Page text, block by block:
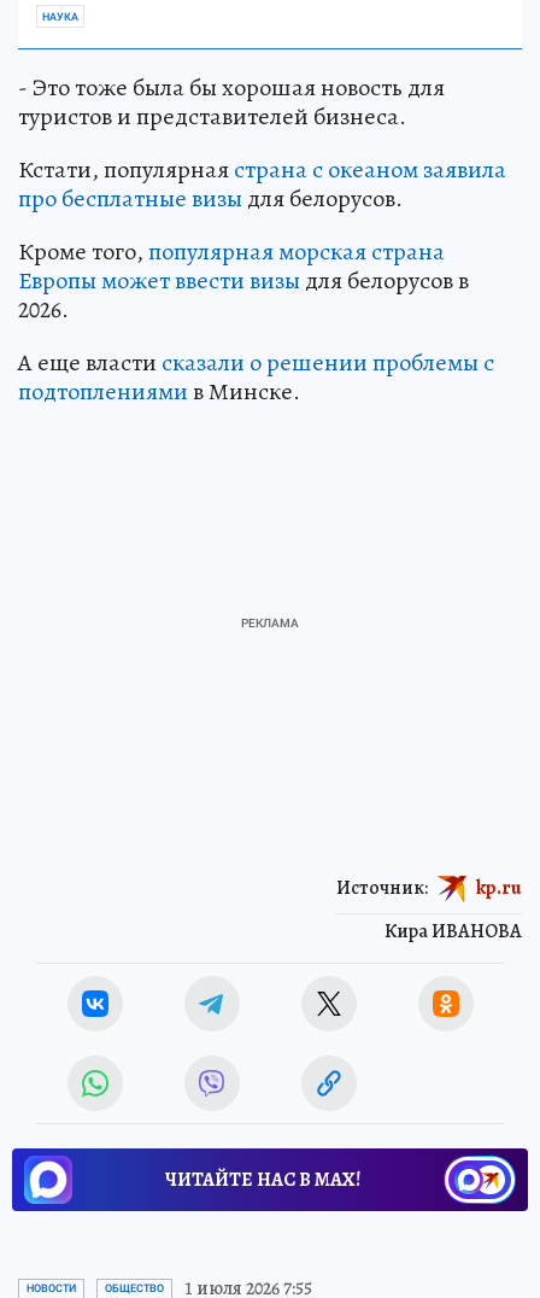
НАУКА
- Это тоже была бы хорошая новость для
туристов и представителей бизнеса.
Кстати, популярнаястрана с океаном заявила
про бесплатные визы для белорусов.
Кроме того,популярная морская страна
Европы может ввести визы для белорусов в
2026.
А еще власти сказали о решении проблемы с
подтоплениямив Минске.
Кира ИВАНОВА
Источник: kp.ru
ЧИТАЙТЕ НАС В МАХ!
НОВОСТИ ОБЩЕСТВО 1 июля 2026 7:55